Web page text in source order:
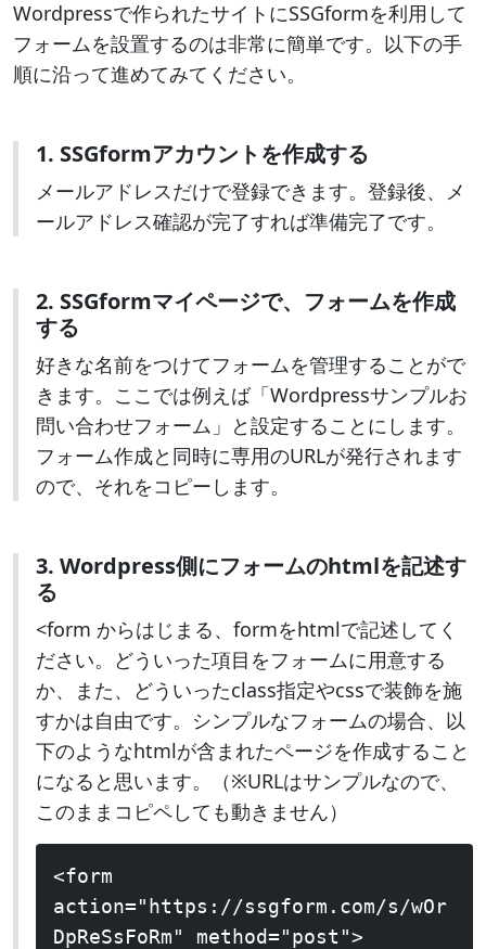
サイト全体へのフォントの追加と管理が簡単に
行えるようになった他、スタイル変更の履歴管
理機能の強化、ブロック編集機能の強化など、
ました。
Twenty Twenty-Fourのテーマ導入や、投稿画面
のツールバー改善、コマンドパレットの改善、
インツールの拡充を筆頭に、様々な機能追加や
パフォーマンス改善が行われました。
6.3
コンテンツやテンプレート、パターンがサイト
エディターに統合された他、ブロックテーマの
プレビュー機能、コマンドパレット機能、スタ
イル変更履歴機能などが追加されました。
サイトエディターの刷新、サイドバーへの新編
集UIの導入、必要なコンテンツへのアクセス改
善、Openverseライブラリとの統合、集中執筆
モードの導入等が行われました。
6.1
メニュー管理の改善、固定ページ作成時の初期
設定提案機能、デザインツールの改善等が行わ
れました。
6.0
の改善、スタイルの切り替えや新テーマファイ
ルの追加、デザインツールの追加等が行われま
した。
Wordpressで作られたサイトにSSGformを利用して
フォームを設置するのは非常に簡単です。以下の手
順に沿って進めてみてください。
1. SSGformアカウントを作成する
メールアドレスだけで登録できます。登録後、メ
ールアドレス確認が完了すれば準備完了です。
2. SSGformマイページで、フォームを作成
する
好きな名前をつけてフォームを管理することがで
きます。ここでは例えば「Wordpressサンプルお
問い合わせフォーム」と設定することにします。
フォーム作成と同時に専用のURLが発行されます
ので、それをコピーします。
3. Wordpress側にフォームのhtmlを記述す
る
<form からはじまる、formをhtmlで記述してく
ださい。どういった項目をフォームに用意する
か、また、どういったclass指定やcssで装飾を施
すかは自由です。シンプルなフォームの場合、以
下のようなhtmlが含まれたページを作成すること
になると思います。（※URLはサンプルなので、
このままコピペしても動きません）
<form
action="https://ssgform.com/s/wOr
DpReSsFoRm" method="post">